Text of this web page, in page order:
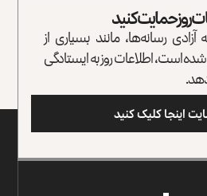
روز حمایت کنید
رسانه‌ها، مانند بسیاری از
است، اطلاعات روز به ایستادگی
اینجا کلیک کنید